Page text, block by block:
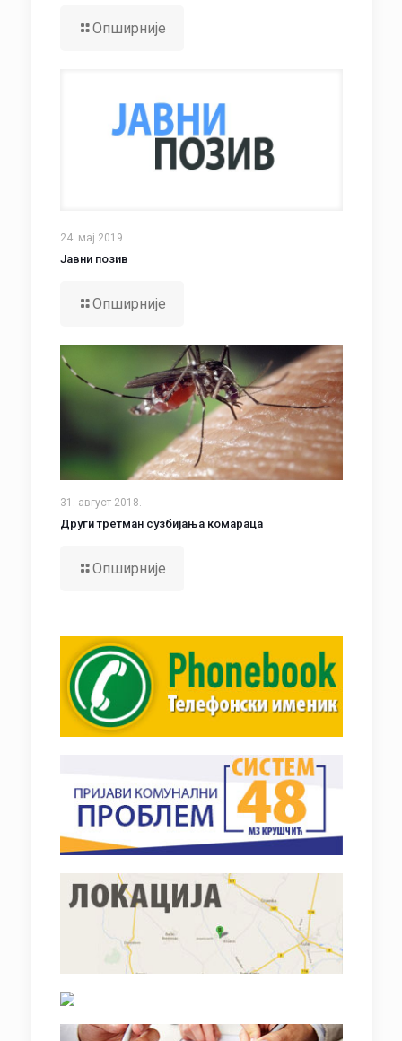
Опширније
24. мај 2019.
Јавни позив
Опширније
31. август 2018.
Други третман сузбијања комараца
Опширније